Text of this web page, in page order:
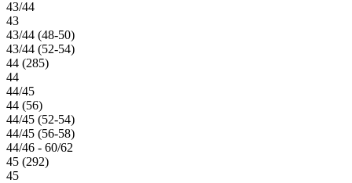
43/44
43
43/44 (48-50)
43/44 (52-54)
44 (285)
44
44/45
44 (56)
44/45 (52-54)
44/45 (56-58)
44/46 - 60/62
45 (292)
45